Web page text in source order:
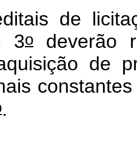
de
3o deverão
de